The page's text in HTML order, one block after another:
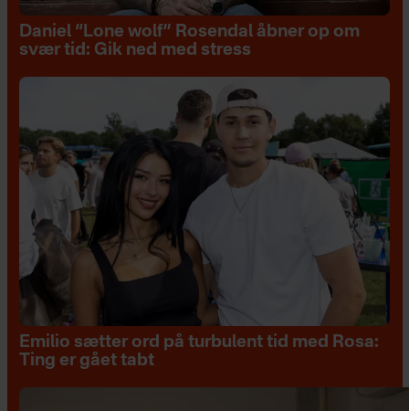
Daniel “Lone wolf” Rosendal åbner op om
svær tid: Gik ned med stress
Emilio sætter ord på turbulent tid med Rosa:
Ting er gået tabt